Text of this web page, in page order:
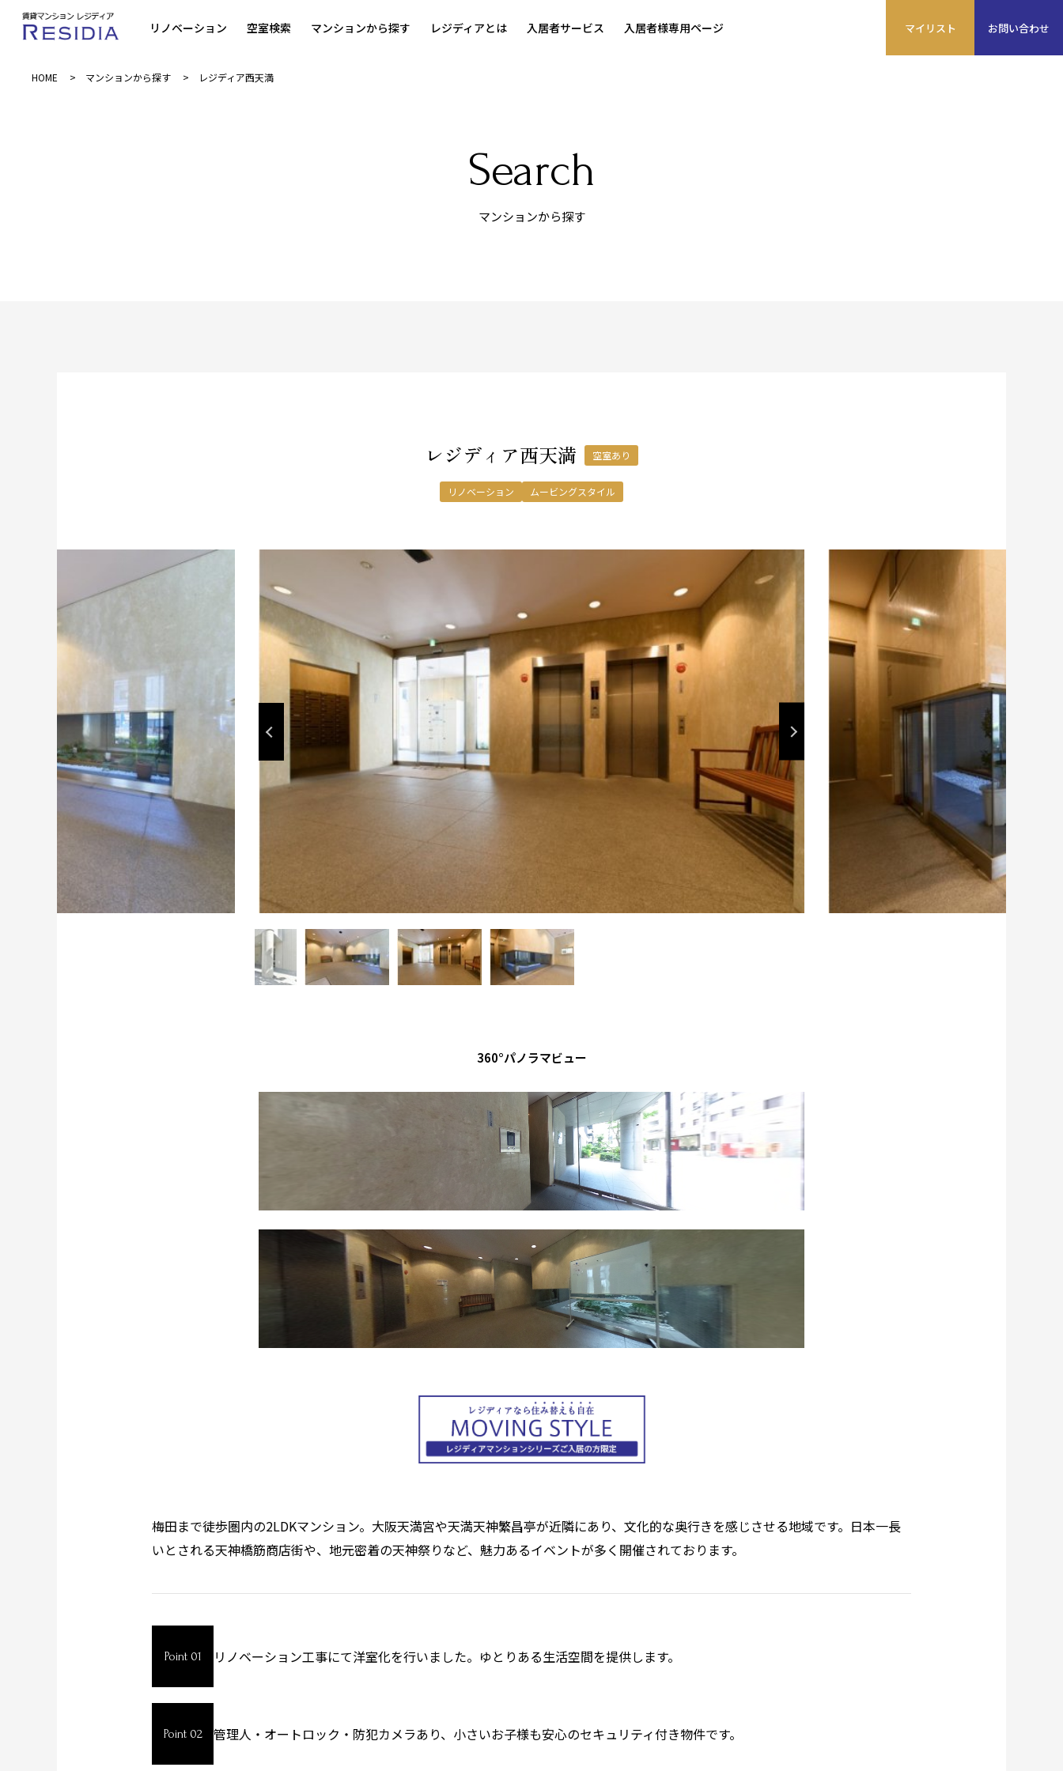
リノベーション 空室検索 マンションから探す レジディアとは 入居者サービス 入居者様専用ページ マイリスト お問い合わせ
HOME マンションから探す レジディア西天満
Search
マンションから探す
レジディア西天満 空室あり
リノベーション ムービングスタイル
360°パノラマビュー
梅田まで徒歩圏内の2LDKマンション。大阪天満宮や天満天神繁昌亭が近隣にあり、文化的な奥行きを感じさせる地域です。日本一長
いとされる天神橋筋商店街や、地元密着の天神祭りなど、魅力あるイベントが多く開催されております。
Point 01 リノベーション工事にて洋室化を行いました。ゆとりある生活空間を提供します。
Point 02 管理人・オートロック・防犯カメラあり、小さいお子様も安心のセキュリティ付き物件です。